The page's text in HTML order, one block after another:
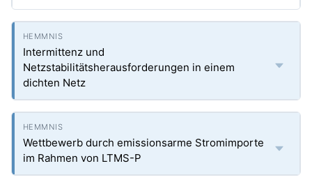
Intermittenz und
Netzstabilitätsherausforderungen in einem
dichten Netz
Wettbewerb durch emissionsarme Stromimporte
im Rahmen von LTMS-P